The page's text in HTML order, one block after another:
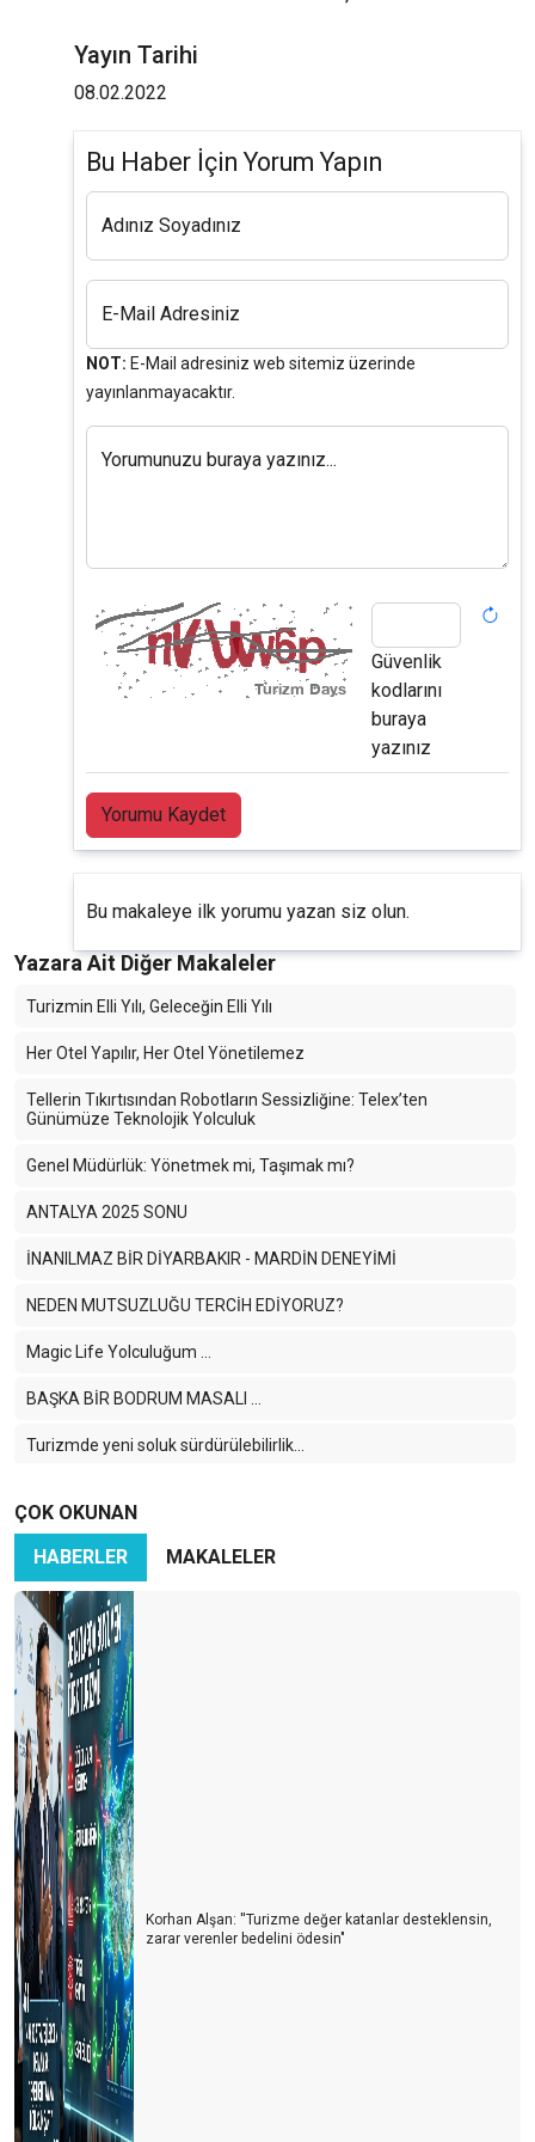
Yayın Tarihi
08.02.2022
Bu Haber İçin Yorum Yapın
Adınız Soyadınız
E-Mail Adresiniz
NOT: E-Mail adresiniz web sitemiz üzerinde
yayınlanmayacaktır.
Yorumunuzu buraya yazınız...
Güvenlik
kodlarını
buraya
yazınız
Yorumu Kaydet
Bu makaleye ilk yorumu yazan siz olun.
Yazara Ait Diğer Makaleler
Turizmin Elli Yılı, Geleceğin Elli Yılı
Her Otel Yapılır, Her Otel Yönetilemez
Tellerin Tıkırtısından Robotların Sessizliğine: Telex’ten
Günümüze Teknolojik Yolculuk
Genel Müdürlük: Yönetmek mi, Taşımak mı?
ANTALYA 2025 SONU
İNANILMAZ BİR DİYARBAKIR - MARDİN DENEYİMİ
NEDEN MUTSUZLUĞU TERCİH EDİYORUZ?
Magic Life Yolculuğum …
BAŞKA BİR BODRUM MASALI …
Turizmde yeni soluk sürdürülebilirlik...
BAŞKANLIĞI
Kapadokya’nın Gizemli Dokusu
Sonu böylemi olmalıydı
İyimserlik mi ? Karamsarlık mı
İspanya'nın değerli hazinelerinde eğitimi değerlendirmek!
CENNET YOK OLDU. YAZ KIZIM; SORUMLU RÜZGAR
Karamsar Kasım!
Türk Turizminin Kurtuluş Mücadelesi
Kontrolsüzlüğü Özledik!
Uçuşlar! Umut Getirdiler… Sevinç Getirdiler…
Rusya ve Polonya sektöre ivme kazandıracak
Seni Hiç Unutmayacağız 2020!
Artık Hiçbir Şey Eskisi Gibi Olmayacak!
En Büyük Değerlerimizden Birisini, Duayen Bekir AKKAŞ
Ağabeyimizi Kaybettik
ÇOK OKUNAN
HABERLER
MAKALELER
Korhan Alşan: ''Turizme değer katanlar desteklensin,
zarar verenler bedelini ödesin"